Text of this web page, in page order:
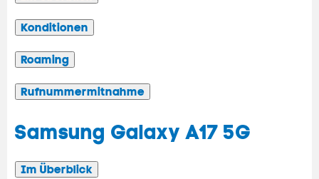
Konditionen
Roaming
Rufnummermitnahme
Samsung Galaxy A17 5G
Im Überblick